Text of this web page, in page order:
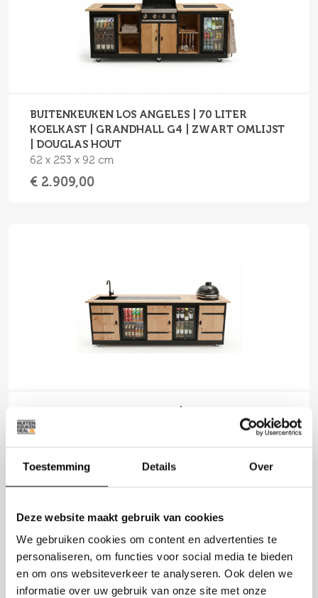
Toestemming Details Over
Deze website maakt gebruik van cookies
We gebruiken cookies om content en advertenties te
personaliseren, om functies voor social media te bieden
en om ons websiteverkeer te analyseren. Ook delen we
informatie over uw gebruik van onze site met onze
BUITENKEUKEN LOS ANGELES | 70 LITER
KOELKAST | GRANDHALL G4 | ZWART OMLIJST
| DOUGLAS HOUT
62 x 253 x 92 cm
€ 2.909,00
KOELKAST | WIJNKOELKAST | MET WASBAK | +
62 x 253 x 92 cm